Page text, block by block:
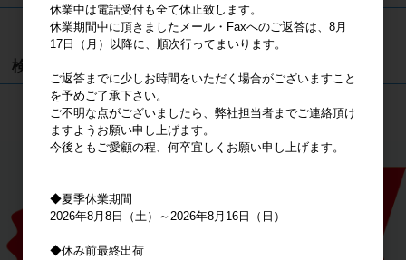
カートは空です
検索
検索
休業中は電話受付も全て休止致します。
休業期間中に頂きましたメール・Faxへのご返答は、8月
17日（月）以降に、順次行ってまいります。
ご返答までに少しお時間をいただく場合がございますこと
を予めご了承下さい。
ご不明な点がございましたら、弊社担当者までご連絡頂け
ますようお願い申し上げます。
今後ともご愛顧の程、何卒宜しくお願い申し上げます。
◆夏季休業期間
2026年8月8日（土）～2026年8月16日（日）
◆休み前最終出荷